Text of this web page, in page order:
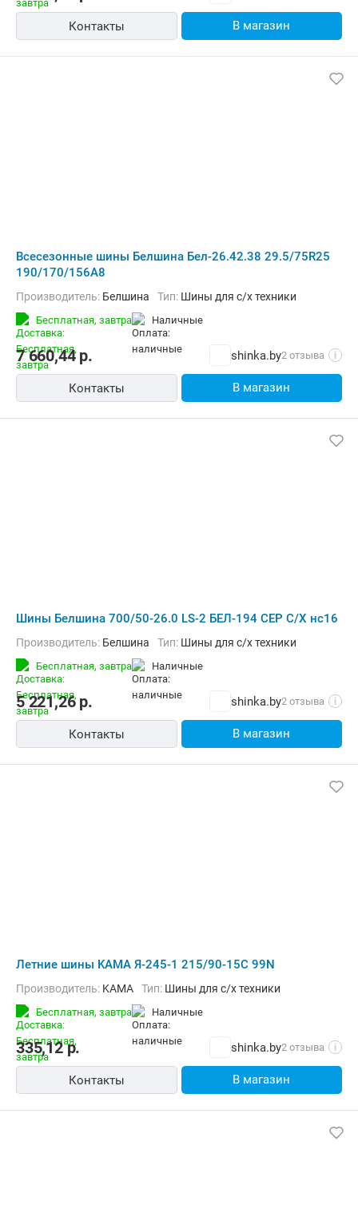
Контакты В магазин
Всесезонные шины Белшина Бел-26.42.38 29.5/75R25
190/170/156A8
Производитель: Белшина Тип: Шины для с/х техники
Бесплатная, завтра наличные
7 660,44р. shinka.by2 отзыва i
Контакты В магазин
Шины Белшина 700/50-26.0 LS-2 БЕЛ-194 СЕР С/Х нс16
Производитель: Белшина Тип: Шины для с/х техники
Бесплатная, завтра наличные
5 221,26р. shinka.by2 отзыва i
Контакты В магазин
Летние шины KAMA Я-245-1 215/90-15C 99N
Производитель: KAMA Тип: Шины для с/х техники
Бесплатная, завтра наличные
335,12р. shinka.by2 отзыва i
Контакты В магазин